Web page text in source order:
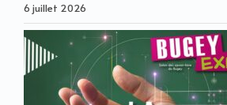
6 juillet 2026